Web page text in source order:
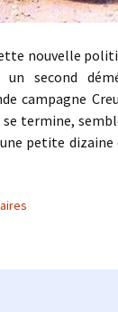
second
campagne
termine,
petite dizaine